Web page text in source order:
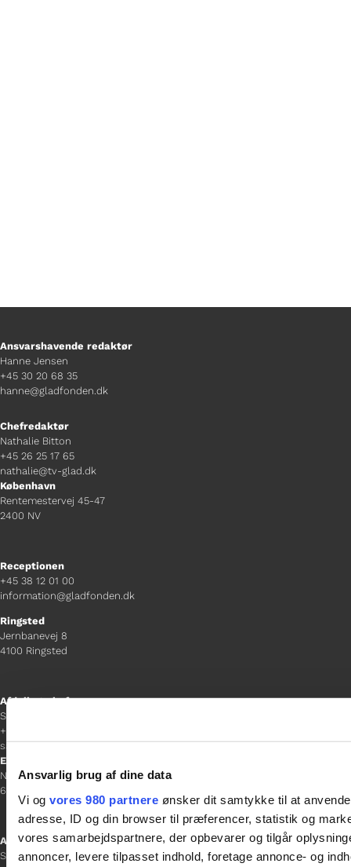
Ansvarlig brug af dine data
Vi og vores 980 partnere ønsker dit samtykke til at
adresse, ID og din browser til præferencer, statistik og
vores samarbejdspartnere, der opbevarer og tilgår
annoncer, levere tilpasset indhold, foretage annonce- og
Ansvarshavende redaktør
Hanne Jensen
+45 30 20 68 35
hanne@gladfonden.dk
Chefredaktør
Nathalie Bitton
+45 26 25 17 65
nathalie@tv-glad.dk
København
Rentemestervej 45-47
2400 NV
Receptionen
+45 38 12 01 00
information@gladfonden.dk
Ringsted
Jernbanevej 8
4100 Ringsted
Afdelingschef
Sacha Lohmann Weiss
+45 40 27 91 11
sacha.lw@gladfonden.dk
Esbjerg
Norgesgade 1, 2. sal
6700 Esbjerg
Afdelingschef
Sanne Hansen